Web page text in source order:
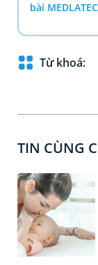
bài
Từ khoá:
TIN CÙNG